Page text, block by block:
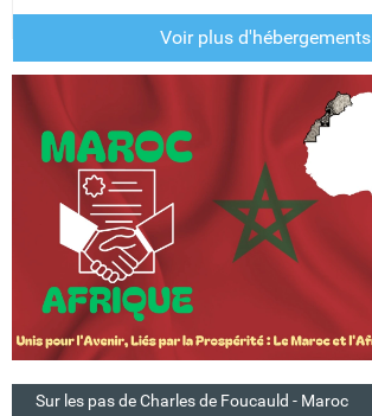
Voir plus d'hébergements
Sur les pas de Charles de Foucauld - Maroc